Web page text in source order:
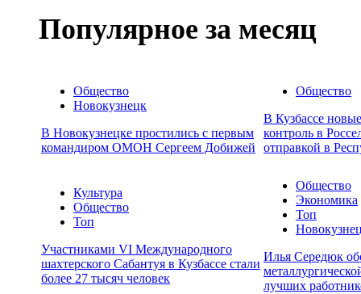
Популярное за месяц
Общество
Новокузнецк
В Новокузнецке простились с первым
командиром ОМОН Сергеем Добижей
Общество
В Кузбассе
контроль в
отправкой в
Культура
Общество
Топ
Участниками VI Международного
шахтерского Сабантуя в Кузбассе стали
более 27 тысяч человек
Общество
Экономика
Топ
Илья Середюк
лучших